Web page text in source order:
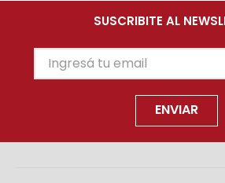
SUSCRIBITE AL
ENVIAR